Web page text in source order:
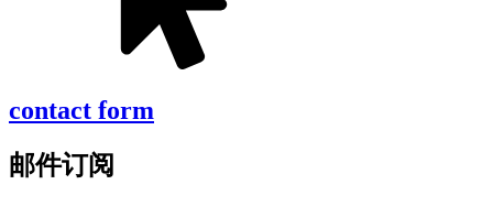
contact form
邮件订阅